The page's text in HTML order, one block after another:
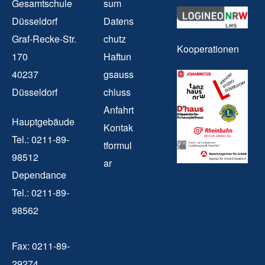
Gesamtschule
Düsseldorf
Graf-Recke-Str.
170
40237
Düsseldorf
Hauptgebäude
Tel.: 0211-89-
98512
Dependance
Tel.: 0211-89-
98562
Fax: 0211-89-
sum
Datens
chutz
Haftun
gsauss
chluss
Anfahrt
Kontak
tformul
ar
Kooperationen